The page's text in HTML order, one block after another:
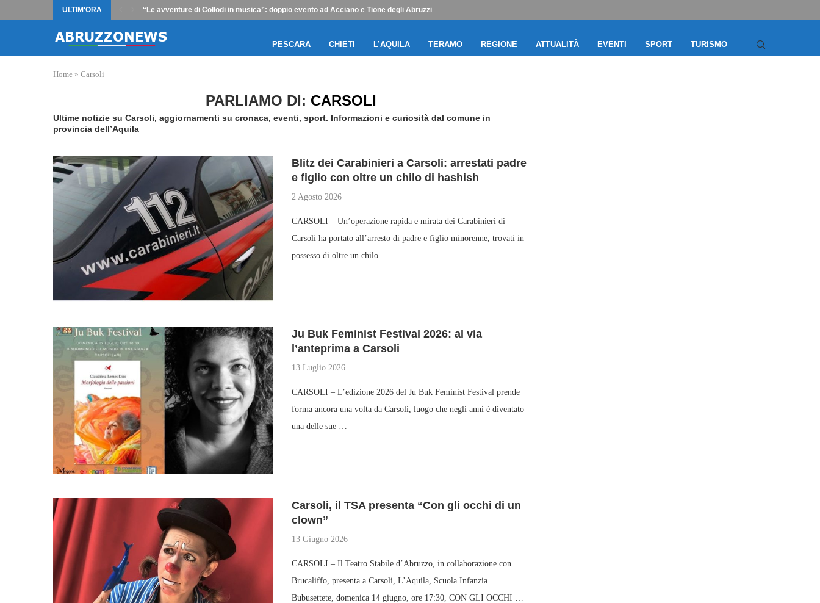
ULTIM'ORA “Le avventure di Collodi in musica”: doppio evento ad Acciano e Tione degli Abruzzi
PESCARA CHIETI L’AQUILA TERAMO REGIONE ATTUALITÀ EVENTI SPORT TURISMO
Home » Carsoli
PARLIAMO DI: CARSOLI
Ultime notizie su Carsoli, aggiornamenti su cronaca, eventi, sport. Informazioni e curiosità dal comune in
provincia dell’Aquila
Blitz dei Carabinieri a Carsoli: arrestati padre
e figlio con oltre un chilo di hashish
2 Agosto 2026
CARSOLI – Un’operazione rapida e mirata dei Carabinieri di
Carsoli ha portato all’arresto di padre e figlio minorenne, trovati in
possesso di oltre un chilo …
Ju Buk Feminist Festival 2026: al via
l’anteprima a Carsoli
13 Luglio 2026
CARSOLI – L’edizione 2026 del Ju Buk Feminist Festival prende
forma ancora una volta da Carsoli, luogo che negli anni è diventato
una delle sue …
Carsoli, il TSA presenta “Con gli occhi di un
clown”
13 Giugno 2026
CARSOLI – Il Teatro Stabile d’Abruzzo, in collaborazione con
Brucaliffo, presenta a Carsoli, L’Aquila, Scuola Infanzia
Bubusettete, domenica 14 giugno, ore 17:30, CON GLI OCCHI …